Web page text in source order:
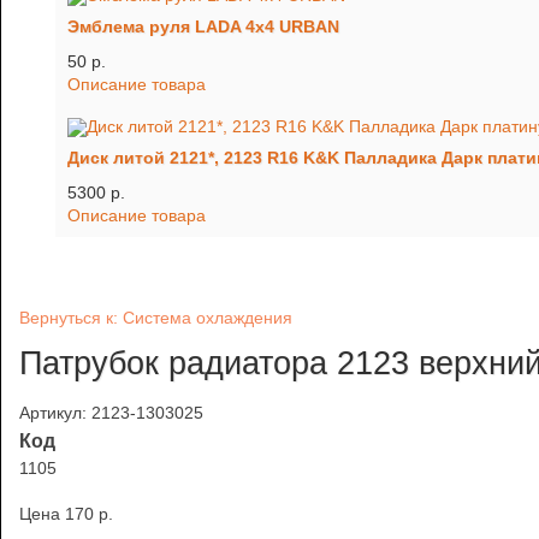
Эмблема руля LADA 4x4 URBAN
50 p.
Описание товара
Диск литой 2121*, 2123 R16 K&K Палладика Дарк
5300 p.
Описание товара
Вернуться к: Система охлаждения
Патрубок радиатора 2123
Артикул: 2123-1303025
Код
1105
Цена 170 p.